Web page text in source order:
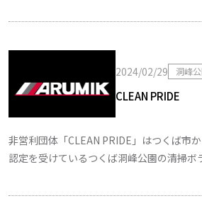
2024/02/29 洞峰
CLEAN PRIDE
非営利団体「CLEAN PRIDE」はつくば市
認定を受けているつくば洞峰公園の清掃ボ
ます。 CLEAN P […]